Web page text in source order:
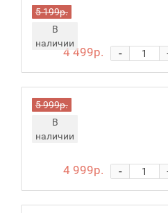
5 199р.
В
наличии
4 499р. -
5 999р.
В
наличии
4 999р. -